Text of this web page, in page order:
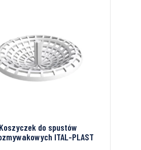
Koszyczek do spustów
ITAL-PLAST